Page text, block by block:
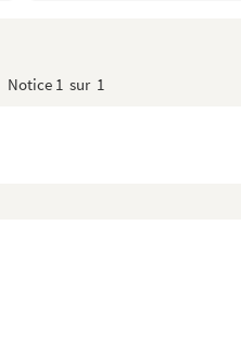
Notice 1 sur 1